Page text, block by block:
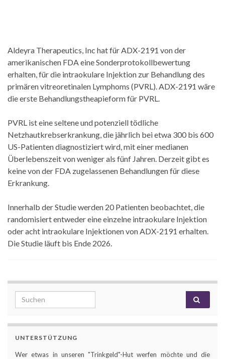
Aldeyra Therapeutics, Inc hat für ADX-2191 von der
amerikanischen FDA eine Sonderprotokollbewertung
erhalten, für die intraokulare Injektion zur Behandlung des
primären vitreoretinalen Lymphoms (PVRL). ADX-2191 wäre
die erste Behandlungstheapieform für PVRL.
PVRL ist eine seltene und potenziell tödliche
Netzhautkrebserkrankung, die jährlich bei etwa 300 bis 600
US-Patienten diagnostiziert wird, mit einer medianen
Überlebenszeit von weniger als fünf Jahren. Derzeit gibt es
keine von der FDA zugelassenen Behandlungen für diese
Erkrankung.
Innerhalb der Studie werden 20 Patienten beobachtet, die
randomisiert entweder eine einzelne intraokulare Injektion
oder acht intraokulare Injektionen von ADX-2191 erhalten.
Die Studie läuft bis Ende 2026.
Search for:
UNTERSTÜTZUNG
Wer etwas in unseren "Trinkgeld"-Hut werfen möchte und die